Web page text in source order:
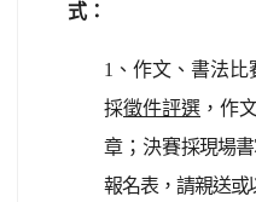
式：
1、作文、書法
採徵件評選 ，作
章；決賽採現場
報名表，請親送或